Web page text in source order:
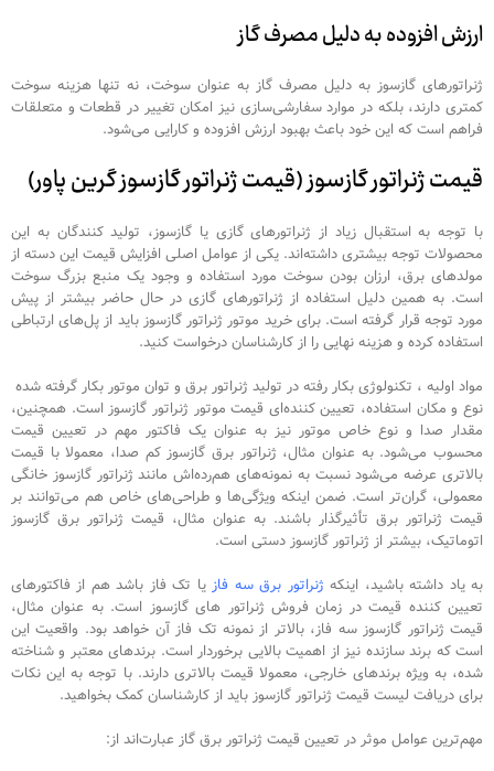
ارزش افزوده به دلیل مصرف گاز
ژنراتورهای گازسوز به دلیل مصرف گاز به عنوان سوخت، نه تنها هزینه سوخت
کمتری دارند، بلکه در موارد سفارشی‌سازی نیز امکان تغییر در قطعات و متعلقات
فراهم است که این خود باعث بهبود ارزش افزوده و کارایی می‌شود.
قیمت ژنراتور گازسوز (قیمت ژنراتور گازسوز گرین پاور)
با توجه به استقبال زیاد از ژنراتورهای گازی یا گازسوز، تولید کنندگان به این
محصولات توجه بیشتری داشته‌اند. یکی از عوامل اصلی افزایش قیمت این دسته از
مولدهای برق، ارزان بودن سوخت مورد استفاده و وجود یک منبع بزرگ سوخت
است. به همین دلیل استفاده از ژنراتورهای گازی در حال حاضر بیشتر از پیش
مورد توجه قرار گرفته است. برای خرید موتور ژنراتور گازسوز باید از پل‌های ارتباطی
استفاده کرده و هزینه نهایی را از کارشناسان درخواست کنید.
مواد اولیه ، تکنولوژی بکار رفته در تولید ژنراتور برق و توان موتور بکار گرفته شده
‌نوع و مکان استفاده، تعیین کننده‌ای قیمت موتور ژنراتور گازسوز است. همچنین،
مقدار صدا و نوع خاص موتور نیز به عنوان یک فاکتور مهم در تعیین قیمت
محسوب می‌شود. به عنوان مثال، ژنراتور برق گازسوز کم صدا، معمولا با قیمت
بالاتری عرضه می‌شود نسبت به نمونه‌های هم‌رده‌اش مانند ژنراتور گازسوز خانگی
معمولی، گران‌تر است. ضمن اینکه ویژگی‌ها و طراحی‌های خاص هم می‌توانند بر
قیمت ژنراتور برق تأثیرگذار باشند. به عنوان مثال، قیمت ژنراتور برق گازسوز
اتوماتیک، بیشتر از ژنراتور گازسوز دستی است.
به یاد داشته باشید، اینکه ژنراتور برق سه فاز یا تک فاز باشد هم از فاکتور‌های
تعیین کننده قیمت در زمان فروش ژنراتور های گازسوز است. به عنوان مثال،
قیمت ژنراتور گازسوز سه فاز، بالاتر از نمونه تک فاز آن خواهد بود. واقعیت این
است که برند سازنده نیز از اهمیت بالایی برخوردار است. برندهای معتبر و شناخته
شده، به ویژه برندهای خارجی، معمولا قیمت بالاتری دارند. با توجه به این نکات
برای دریافت لیست قیمت ژنراتور گازسوز باید از کارشناسان کمک بخواهید.
مهم‌ترین عوامل موثر در تعیین قیمت ژنراتور برق گاز عبارت‌اند از: